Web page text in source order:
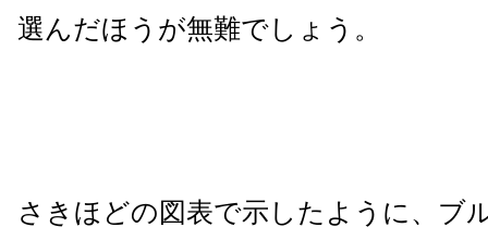
選んだほうが無難でしょう。
さきほどの図表で示したように、ブ